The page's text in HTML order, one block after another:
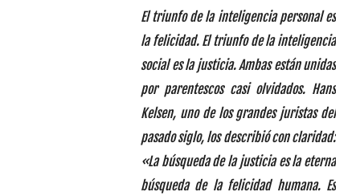
El triunfo de la inteligencia personal es
la felicidad. El triunfo de la inteligencia
social es la justicia. Ambas están unidas
por parentescos casi olvidados. Hans
Kelsen, uno de los grandes juristas del
pasado siglo, los describió con claridad:
«La búsqueda de la justicia es la eterna
búsqueda de la felicidad humana. Es